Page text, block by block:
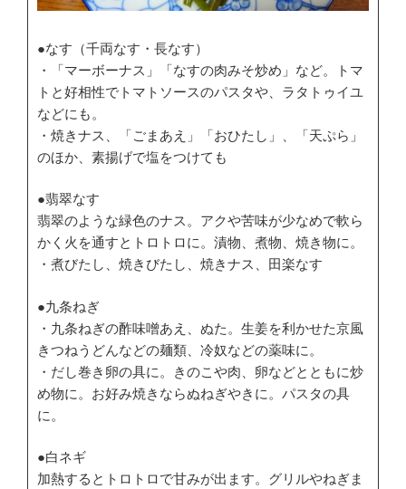
●なす（千両なす・長なす）
・「マーボーナス」「なすの肉みそ炒め」など。トマ
トと好相性でトマトソースのパスタや、ラタトゥイユ
などにも。
・焼きナス、「ごまあえ」「おひたし」、「天ぷら」
のほか、素揚げで塩をつけても
●翡翠なす
翡翠のような緑色のナス。アクや苦味が少なめで軟ら
かく火を通すとトロトロに。漬物、煮物、焼き物に。
・煮びたし、焼きびたし、焼きナス、田楽なす
●九条ねぎ
・九条ねぎの酢味噌あえ、ぬた。生姜を利かせた京風
きつねうどんなどの麺類、冷奴などの薬味に。
・だし巻き卵の具に。きのこや肉、卵などとともに炒
め物に。お好み焼きならぬねぎやきに。パスタの具
に。
●白ネギ
加熱するとトロトロで甘みが出ます。グリルやねぎま